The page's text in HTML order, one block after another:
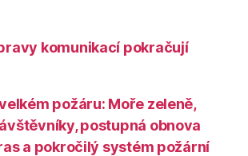
komunikací pokračují
požáru: Moře zeleně,
postupná obnova
a pokročilý systém požární